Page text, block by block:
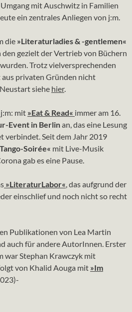
mit Auschwitz in Familien
ein zentrales Anliegen von j:m.
die »Literaturladies & -gentlemen«
den gezielt der Vertrieb von Büchern
Trotz vielversprechenden
privaten Gründen nicht
siehe hier.
mit »Eat & Read« immer am 16.
Event in Berlinan, das eine Lesung
Seit dem Jahr 2019
Soirée« mit Live-Musik
gab es eine Pause.
»LiteraturLabor«, das aufgrund der
einschlief und noch nicht so recht
Publikationen von Lea Martin
auch für andere AutorInnen. Erster
war Stephan Krawczyk mit
von Khalid Aouga mit »Im